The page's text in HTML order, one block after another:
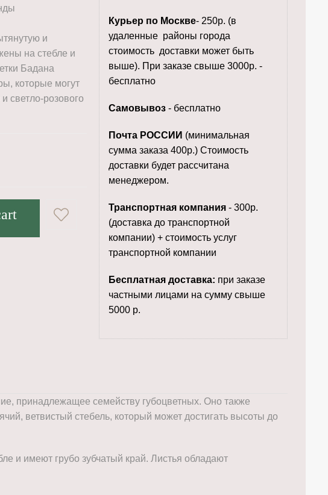
и
на стебле и
Бадана
которые могут
светло-розового
Курьер по Москве- 250р. (в
удаленные районы города
стоимость доставки может быть
выше). При заказе свыше 3000р. -
бесплатно
Самовывоз- бесплатно
Почта РОССИИ (минимальная
сумма заказа 400р.) Стоимость
доставки будет рассчитана
менеджером.
Транспортная компания- 300р.
(доставка до транспортной
компании) + стоимость услуг
транспортной компании
Бесплатная доставка: при заказе
частными лицами на сумму свыше
5000 р.
принадлежащее семейству губоцветных. Оно также
ветвистый стебель, который может достигать высоты до
и имеют грубо зубчатый край. Листья обладают